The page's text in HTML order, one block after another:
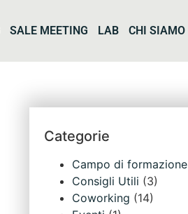
SALE MEETING LAB CHI SIAMO
Categorie
Campo di formazione
Consigli Utili (3)
Coworking (14)